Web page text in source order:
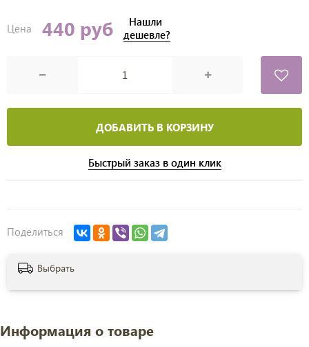
Цена 440 руб
Нашли
дешевле?
ДОБАВИТЬ В КОРЗИНУ
Быстрый заказ в один клик
Поделиться
Выбрать
Информация о товаре